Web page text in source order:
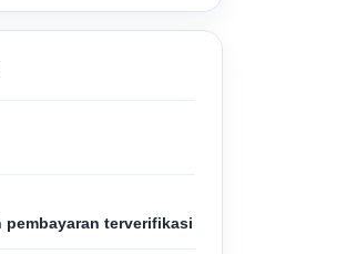
pembayaran terverifikasi